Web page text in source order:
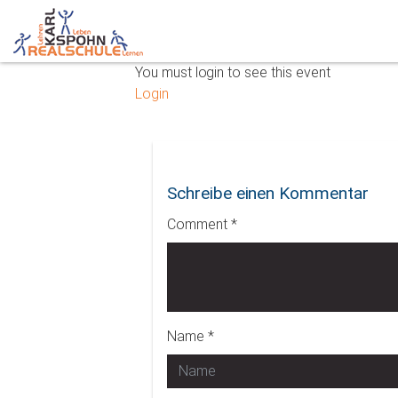
You must login to see this event
Login
Schreibe einen Kommentar
Comment *
Name *